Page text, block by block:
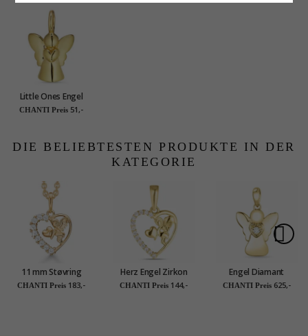
Little Ones Engel
Anhänger aus
CHANTI Preis 51,-
DIE BELIEBTESTEN PRODUKTE IN DER
KATEGORIE
11 mm Støvring
Design Herz Zirkon
CHANTI Preis 183,-
Herz Engel Zirkon
Anhänger aus 8 Karat
CHANTI Preis 144,-
Engel Diamant
Anhänger in 14 karat
CHANTI Preis 625,-